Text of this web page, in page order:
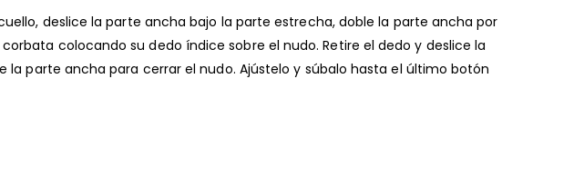
deslice la parte ancha bajo la parte estrecha, doble la parte ancha por
colocando su dedo índice sobre el nudo. Retire el dedo y deslice la
parte ancha para cerrar el nudo. Ajústelo y súbalo hasta el último botón